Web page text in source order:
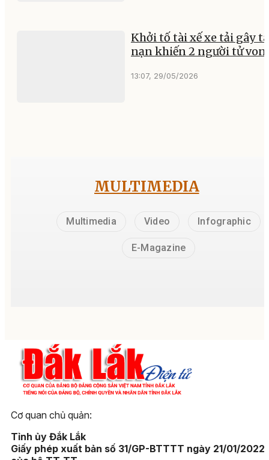
Khởi tố tài xế xe tải gây
nạn khiến 2 người tử
13:07, 29/05/2026
MULTIMEDIA
Multimedia Video Infographic
E-Magazine
Cơ quan chủ quản:
Tỉnh ủy Đắk Lắk
Giấy phép xuất bản số 31/GP-BTTTT ngày 21/01/2022